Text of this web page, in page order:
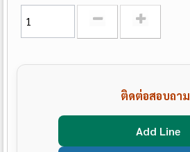
ติดต่อสอบถาม
Add Line